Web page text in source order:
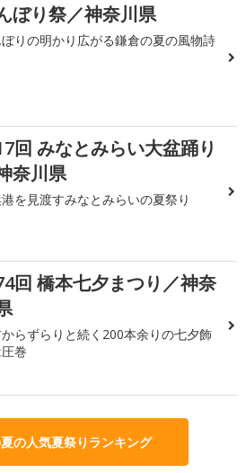
ぼり祭／神奈川県
りの明かり広がる鎌倉の夏の風物詩
回 みなとみらい大盆踊り
奈川県
を見渡すみなとみらいの夏祭り
回 橋本七夕まつり／神奈
らずらりと続く200本余りの七夕飾
巻
の人気夏祭りランキング